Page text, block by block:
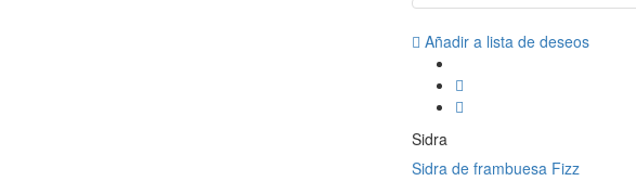
Añadir a lista de deseos
Sidra
Sidra de frambuesa Fizz